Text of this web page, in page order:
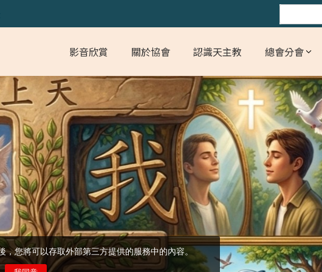
搜尋
影音欣賞 關於協會 認識天主教 總會分會